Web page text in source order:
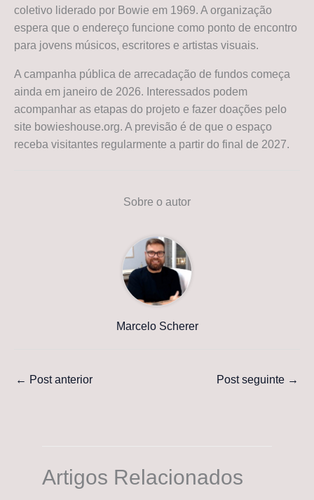
coletivo liderado por Bowie em 1969. A organização
espera que o endereço funcione como ponto de encontro
para jovens músicos, escritores e artistas visuais.
A campanha pública de arrecadação de fundos começa
ainda em janeiro de 2026. Interessados podem
acompanhar as etapas do projeto e fazer doações pelo
site bowieshouse.org. A previsão é de que o espaço
receba visitantes regularmente a partir do final de 2027.
Sobre o autor
Marcelo Scherer
← Post anterior Post seguinte →
Artigos Relacionados